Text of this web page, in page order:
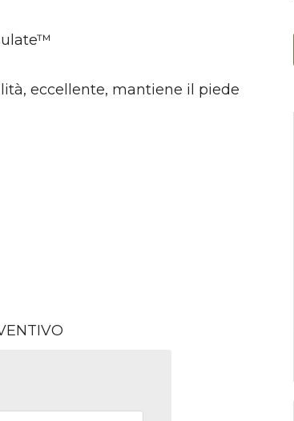
eccellente, mantiene il piede